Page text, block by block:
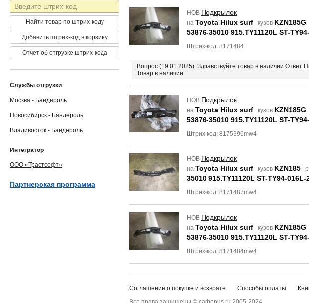
НОВ Подкрылок
на Toyota Hilux surf кузов KZN185G
53876-35010 915.TY11120L ST-
Штрих-код: 8171484
Вопрос (19.01.2025): Здравствуйте товар в наличии Ответ
Товар в наличии
НОВ Подкрылок
на Toyota Hilux surf кузов KZN185G
53876-35010 915.TY11120L ST-
Штрих-код: 8175396mw4
НОВ Подкрылок
на Toyota Hilux surf кузов KZN185
35010 915.TY11120L ST-TY94-016L-
Штрих-код: 8171487mw4
НОВ Подкрылок
на Toyota Hilux surf кузов KZN185G
53876-35010 915.TY11120L ST-
Штрих-код: 8171484mw4
Штрих-
код
Найти товар по штрих-коду
Добавить штрих-код в корзину
Отчет об отгрузке штрих-кода
Службы отгрузки
Москва - Бандероль
Новосибирск - Бандероль
Владивосток - Бандероль
Интегратор
ООО «Трастсофт»
Партнерская программа
Соглашение о покупке и возврате Способы оплаты
Все права защищены © carbonus.ru 2005-2024